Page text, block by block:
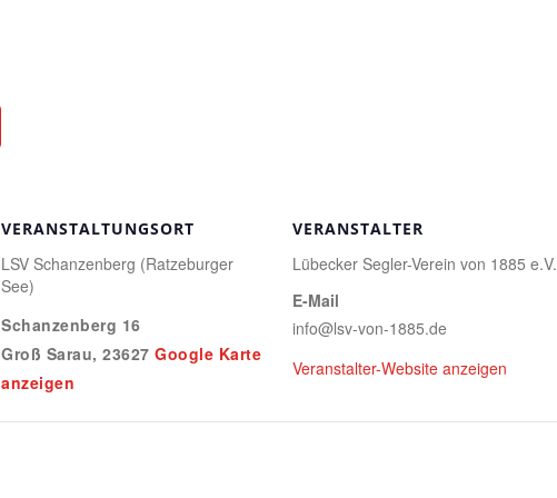
VERANSTALTUNGSORT
LSV Schanzenberg (Ratzeburger
See)
Schanzenberg 16
Groß Sarau, 23627 Google Karte
anzeigen
VERANSTALTER
Lübecker Segler-Verein von 1885 e.V.
E-Mail
info@lsv-von-1885.de
Veranstalter-Website anzeigen